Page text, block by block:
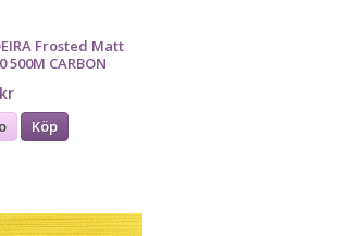
Frosted Matt
500M CARBON
Köp